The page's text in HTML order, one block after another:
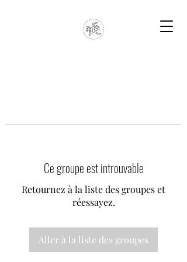
Ce groupe est introuvable
Retournez à la liste des groupes et
réessayez.
Aller à la liste des groupes